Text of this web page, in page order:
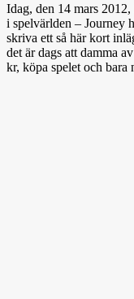
Idag, den 14 mars
i spelvärlden – Journey
skriva ett så här kort
det är dags att damma
kr, köpa spelet och bara